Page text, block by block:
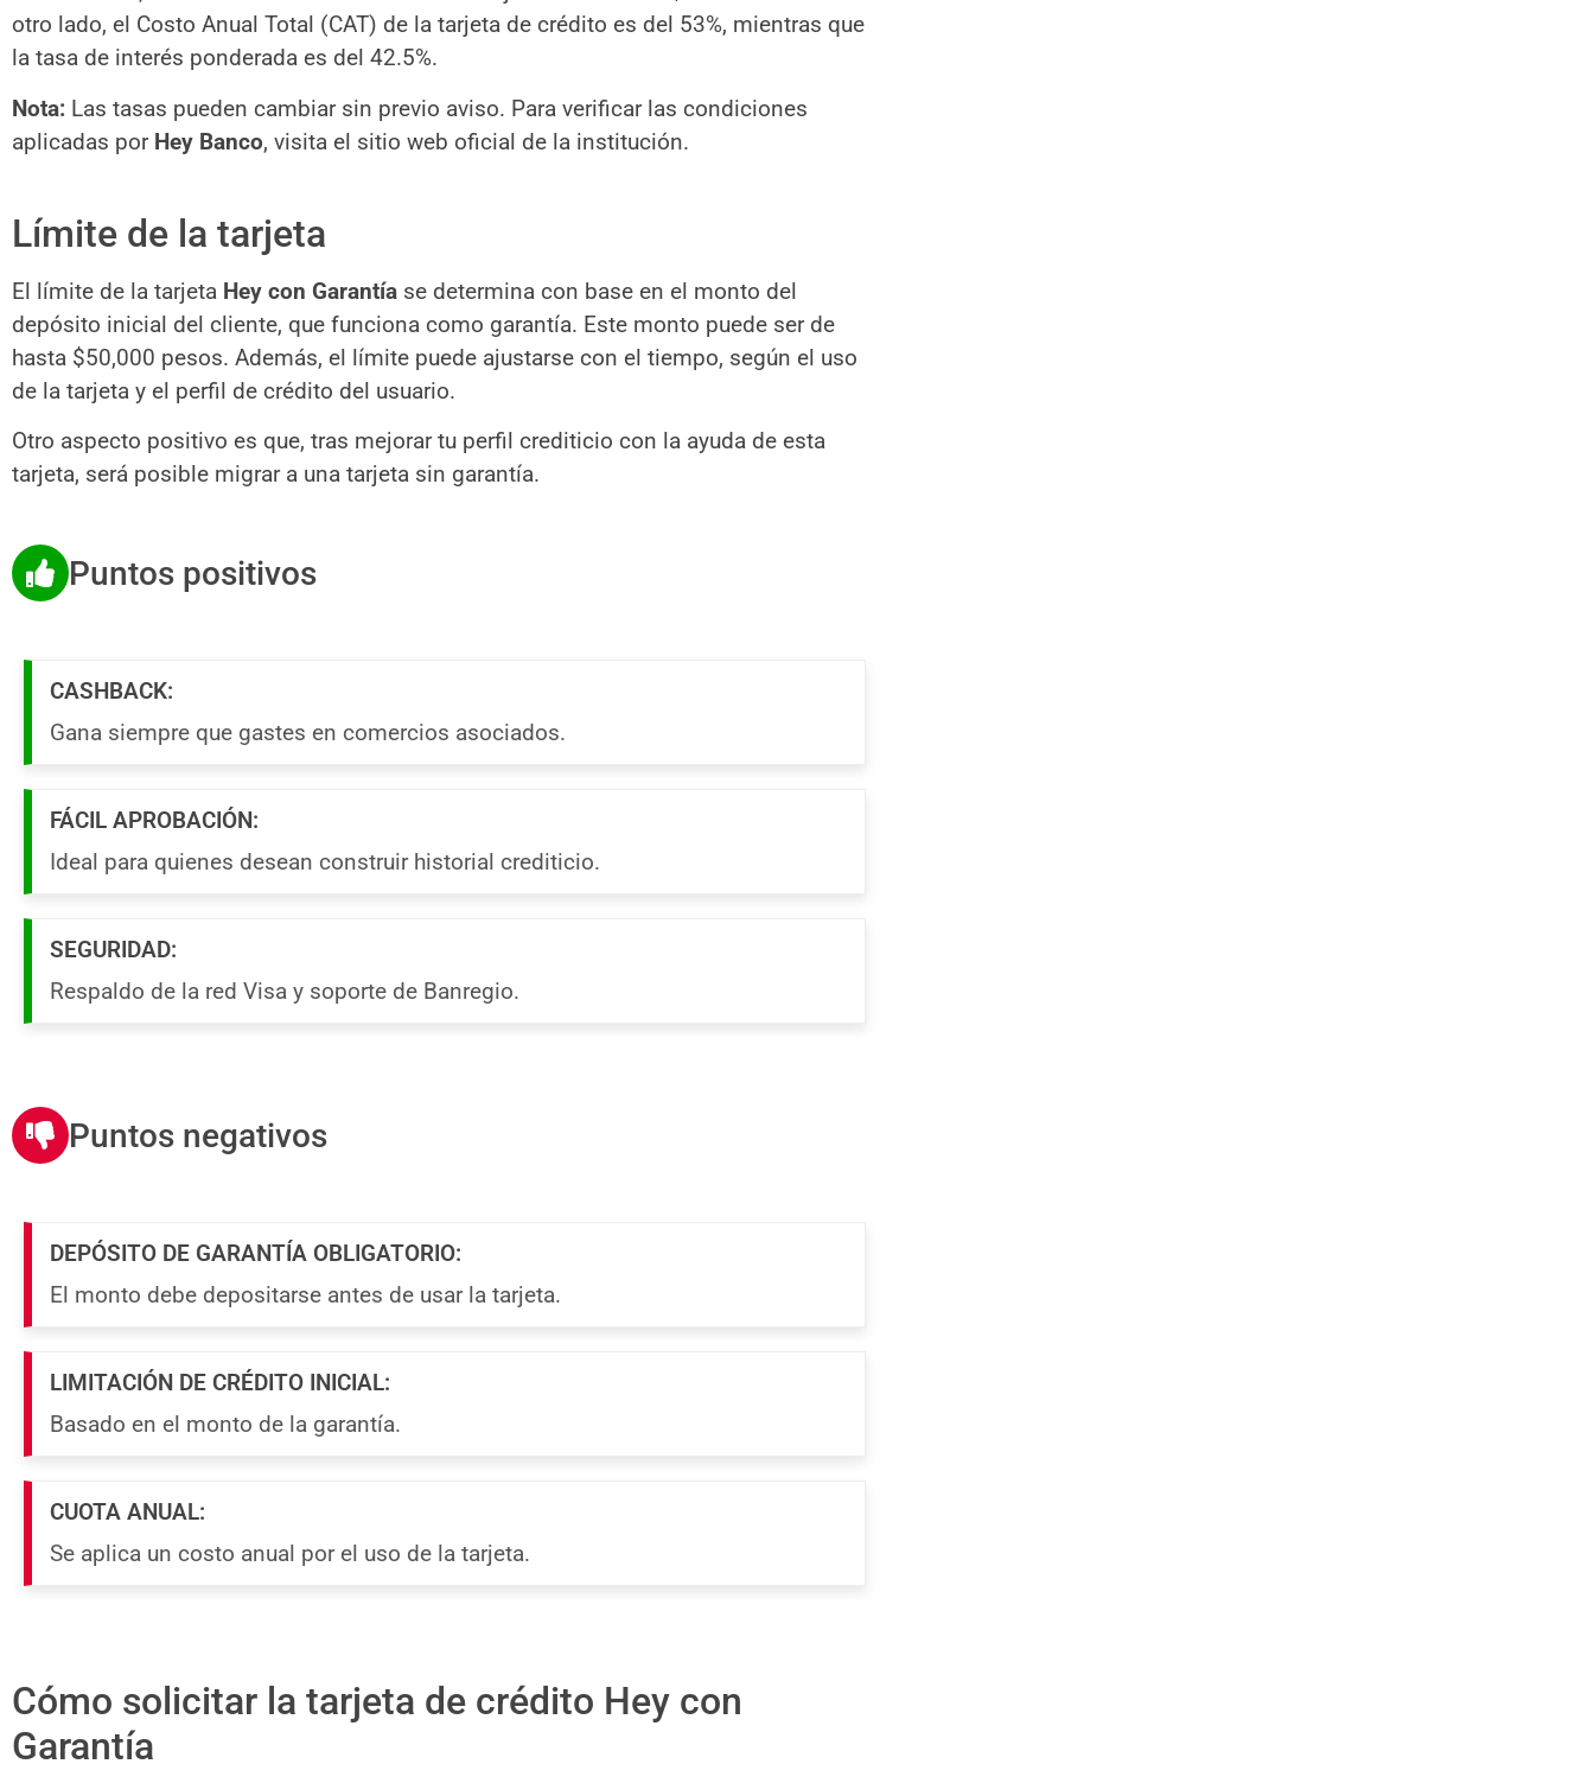
otro lado, el Costo Anual Total (CAT) de la tarjeta de crédito es del 53%, mientras que
la tasa de interés ponderada es del 42.5%.
Nota: Las tasas pueden cambiar sin previo aviso. Para verificar las condiciones
aplicadas por Hey Banco, visita el sitio web oficial de la institución.
Límite de la tarjeta
El límite de la tarjeta Hey con Garantía se determina con base en el monto del
depósito inicial del cliente, que funciona como garantía. Este monto puede ser de
hasta $50,000 pesos. Además, el límite puede ajustarse con el tiempo, según el uso
de la tarjeta y el perfil de crédito del usuario.
Otro aspecto positivo es que, tras mejorar tu perfil crediticio con la ayuda de esta
tarjeta, será posible migrar a una tarjeta sin garantía.
Puntos positivos
CASHBACK:
Gana siempre que gastes en comercios asociados.
FÁCIL APROBACIÓN:
Ideal para quienes desean construir historial crediticio.
SEGURIDAD:
Respaldo de la red Visa y soporte de Banregio.
Puntos negativos
DEPÓSITO DE GARANTÍA OBLIGATORIO:
El monto debe depositarse antes de usar la tarjeta.
LIMITACIÓN DE CRÉDITO INICIAL:
Basado en el monto de la garantía.
CUOTA ANUAL:
Se aplica un costo anual por el uso de la tarjeta.
Cómo solicitar la tarjeta de crédito Hey con
Garantía